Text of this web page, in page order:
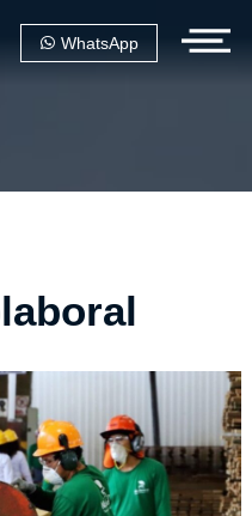
WhatsApp